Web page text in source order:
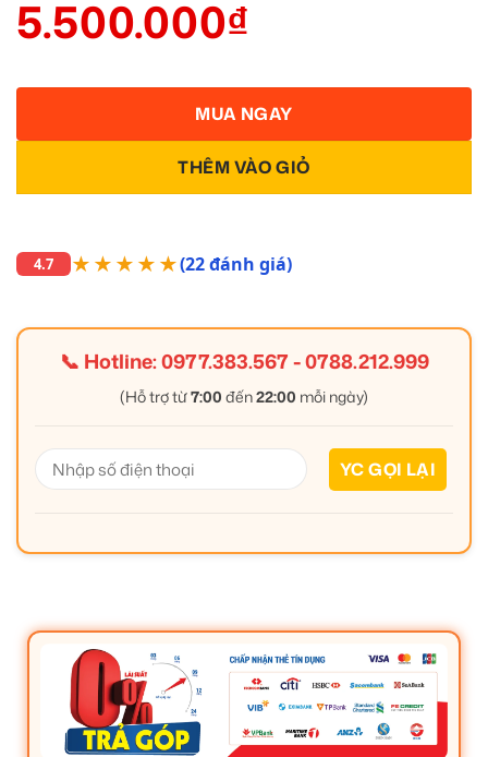
5.500.000₫
THÊM VÀO GIỎ
MUA NGAY
4.7 ★★★★★(22 đánh giá)
📞 Hotline:0977.383.567-0788.212.999
(Hỗ trợ từ7:00 đến22:00 mỗi ngày)